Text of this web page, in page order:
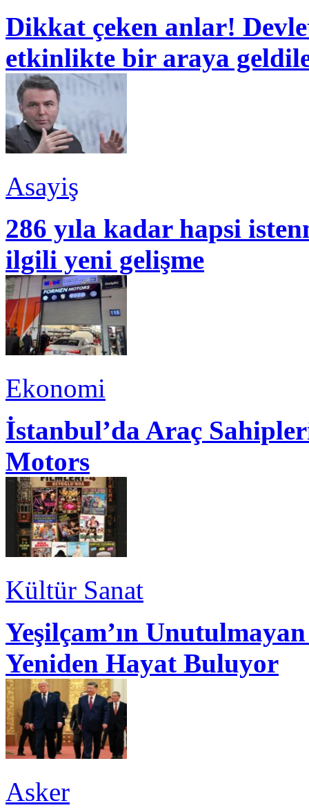
Dikkat çeken anlar!
etkinlikte bir araya
Asayiş
286 yıla kadar hapsi
ilgili yeni gelişme
Ekonomi
İstanbul’da Araç
Motors
Kültür Sanat
Yeşilçam’ın
Yeniden Hayat Buluyor
Asker